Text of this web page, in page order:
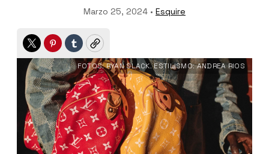
Marzo 25, 2024 • Esquire
TwitterPinterest
TumblrCopy
FOTOS: RYAN SLACK. ESTILISMO: ANDREA RIOS